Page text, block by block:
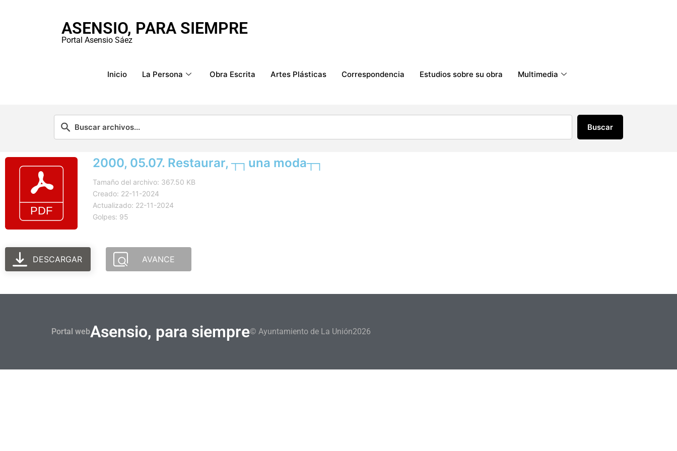
ASENSIO, PARA SIEMPRE
Portal Asensio Sáez
Inicio La Persona Obra Escrita Artes Plásticas Correspondencia Estudios sobre su obra Multimedia
Buscar
2000, 05.07. Restaurar, ┬┐una moda┬┐
Tamaño del archivo: 367.50 KB
Creado: 22-11-2024
Actualizado: 22-11-2024
Golpes: 95
DESCARGAR AVANCE
Portal webAsensio, para siempre© Ayuntamiento de La Unión2026